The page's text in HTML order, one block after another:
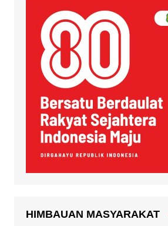
HIMBAUAN MASYARAKAT